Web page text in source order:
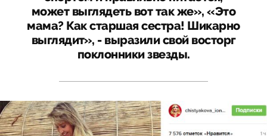
может выглядеть вот так же», «Это
мама? Как старшая сестра! Шикарно
выглядит», - выразили свой восторг
поклонники звезды.